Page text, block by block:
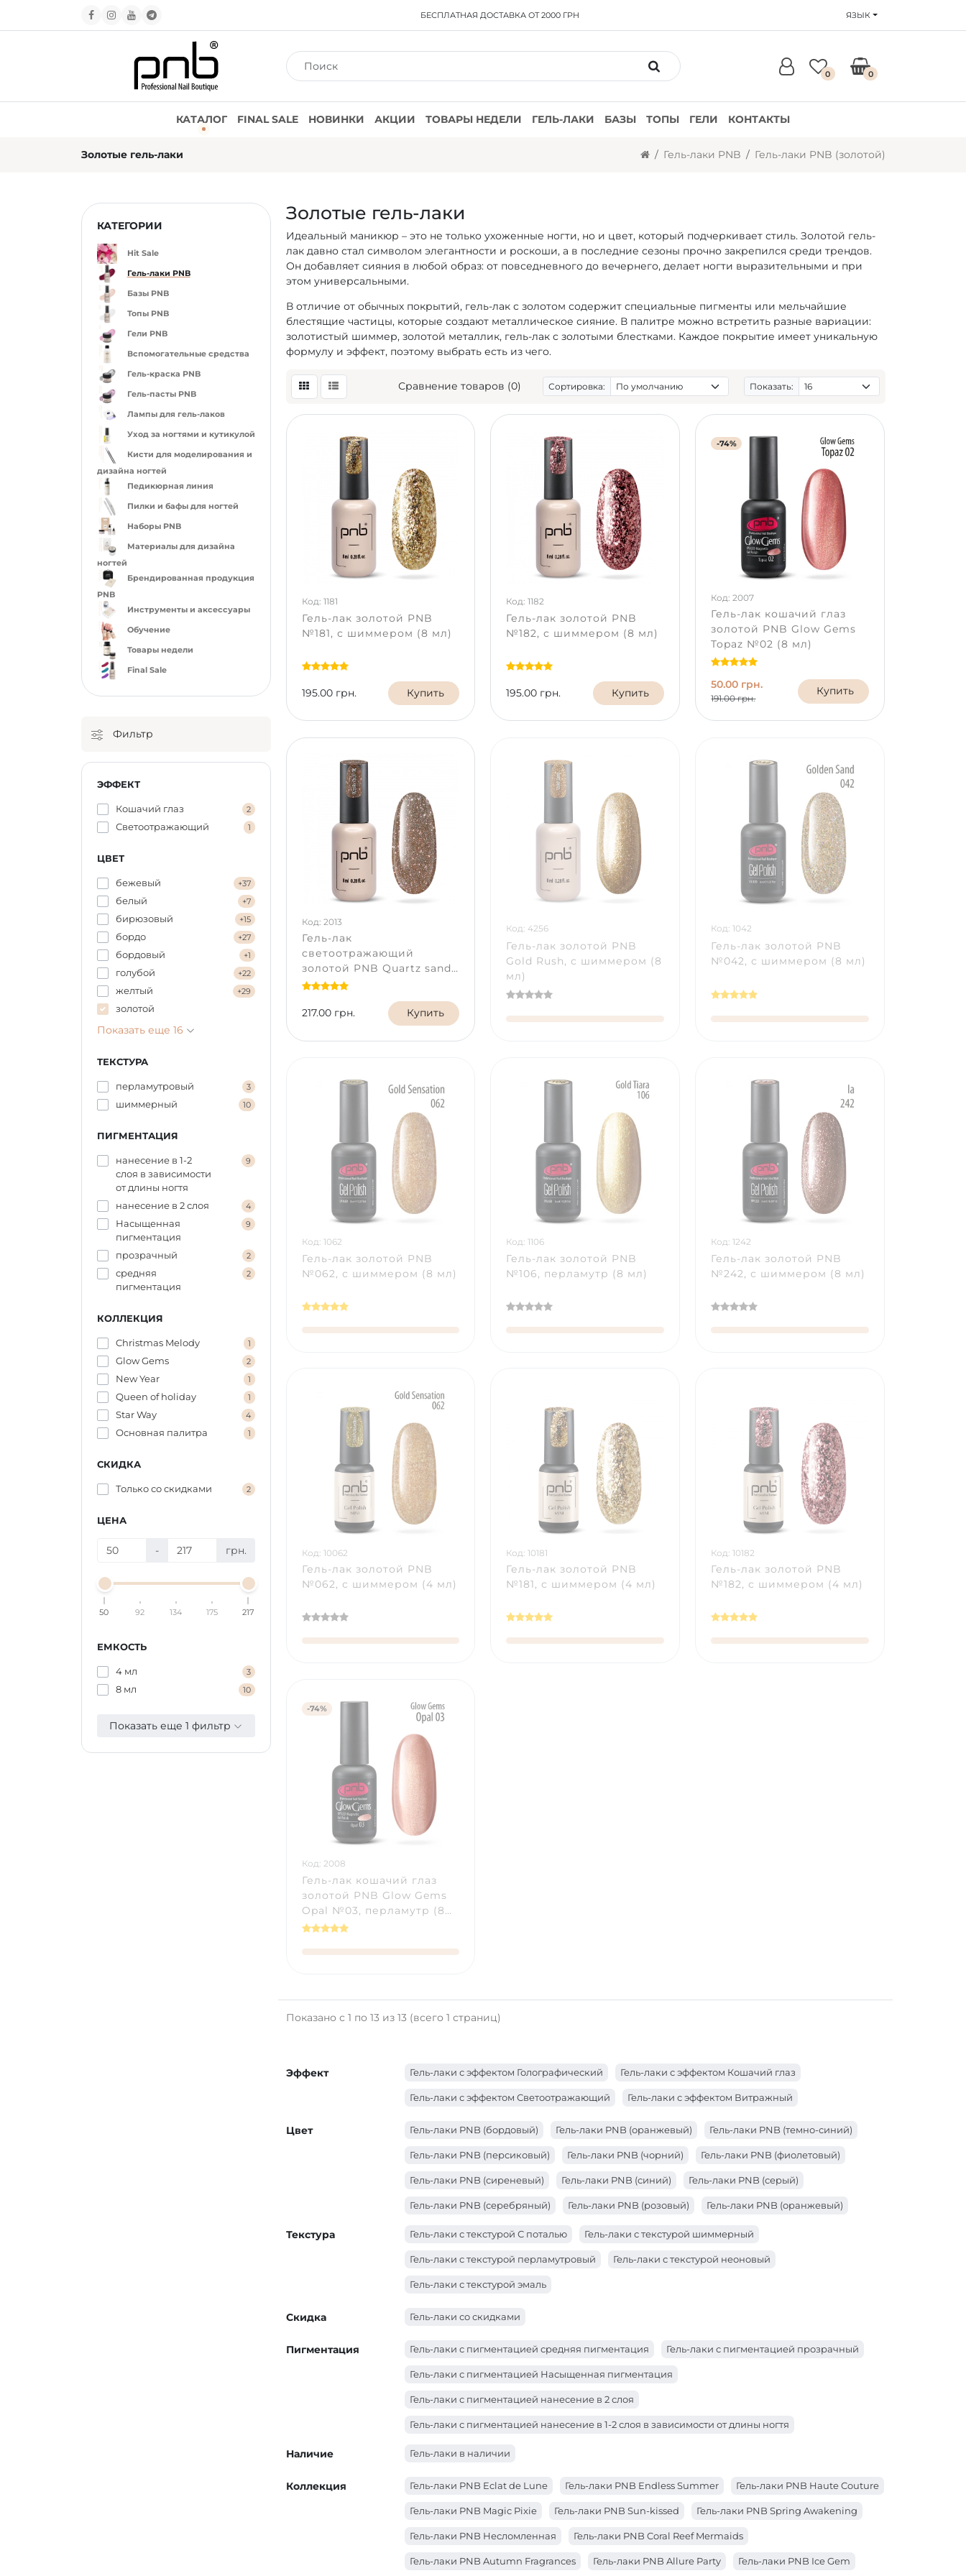
БЕСПЛАТНАЯ ДОСТАВКА ОТ 2000 ГРН ЯЗЫК
0 0
КАТАЛОГ FINAL SALE НОВИНКИ АКЦИИ ТОВАРЫ НЕДЕЛИ ГЕЛЬ-ЛАКИ БАЗЫ ТОПЫ ГЕЛИ КОНТАКТЫ
Золотые гель-лаки Гель-лаки PNB Гель-лаки PNB (золотой)
КАТЕГОРИИ
Hit Sale
Гель-лаки PNB
Базы PNB
Топы PNB
Гели PNB
Вспомогательные средства
Гель-краска PNB
Гель-пасты PNB
Лампы для гель-лаков
Уход за ногтями и кутикулой
Кисти для моделирования и
дизайна ногтей
Педикюрная линия
Пилки и бафы для ногтей
Наборы PNB
Материалы для дизайна
ногтей
Брендированная продукция
PNB
Инструменты и аксессуары
Обучение
Товары недели
Final Sale
Фильтр
ЭФФЕКТ
Кошачий глаз 2
Светоотражающий 1
ЦВЕТ
бежевый +37
белый +7
бирюзовый +15
бордо +27
бордовый +1
голубой +22
желтый +29
золотой
Показать еще 16
ТЕКСТУРА
перламутровый 3
шиммерный 10
ПИГМЕНТАЦИЯ
нанесение в 1-2
слоя в зависимости
от длины ногтя
9
нанесение в 2 слоя 4
Насыщенная
пигментация
9
прозрачный 2
средняя
пигментация
2
КОЛЛЕКЦИЯ
Christmas Melody 1
Glow Gems 2
New Year 1
Queen of holiday 1
Star Way 4
Основная палитра 1
СКИДКА
Только со cкидками 2
ЦЕНА
- грн.
50 92 134 175 217
ЕМКОСТЬ
4 мл 3
8 мл 10
Показать еще 1 фильтр
Золотые гель-лаки
Идеальный маникюр – это не только ухоженные ногти, но и цвет, который подчеркивает стиль. Золотой гель-
лак давно стал символом элегантности и роскоши, а в последние сезоны прочно закрепился среди трендов.
Он добавляет сияния в любой образ: от повседневного до вечернего, делает ногти выразительными и при
этом универсальными.
В отличие от обычных покрытий, гель-лак с золотом содержит специальные пигменты или мельчайшие
блестящие частицы, которые создают металлическое сияние. В палитре можно встретить разные вариации:
золотистый шиммер, золотой металлик, гель-лак с золотыми блестками. Каждое покрытие имеет уникальную
формулу и эффект, поэтому выбрать есть из чего.
Сравнение товаров (0) Сортировка: Показать:
Код: 1181
Гель-лак золотой PNB
№181, с шиммером (8 мл)
195.00 грн. Купить
Код: 1182
Гель-лак золотой PNB
№182, с шиммером (8 мл)
195.00 грн. Купить
-74%
Код: 2007
Гель-лак кошачий глаз
золотой PNB Glow Gems
Topaz №02 (8 мл)
50.00 грн.
191.00 грн.
Купить
Код: 2013
Гель-лак
светоотражающий
золотой PNB Quartz sand
№05 (8 мл)
217.00 грн. Купить
Код: 4256
Гель-лак золотой PNB
Gold Rush, с шиммером (8
мл)
Код: 1042
Гель-лак золотой PNB
№042, с шиммером (8 мл)
Код: 1062
Гель-лак золотой PNB
№062, с шиммером (8 мл)
Код: 1106
Гель-лак золотой PNB
№106, перламутр (8 мл)
Код: 1242
Гель-лак золотой PNB
№242, с шиммером (8 мл)
Код: 10062
Гель-лак золотой PNB
№062, с шиммером (4 мл)
Код: 10181
Гель-лак золотой PNB
№181, с шиммером (4 мл)
Код: 10182
Гель-лак золотой PNB
№182, с шиммером (4 мл)
-74%
Код: 2008
Гель-лак кошачий глаз
золотой PNB Glow Gems
Opal №03, перламутр (8
мл)
Показано с 1 по 13 из 13 (всего 1 страниц)
Эффект Гель-лаки с эффектом Голографический Гель-лаки с эффектом Кошачий глаз
Гель-лаки с эффектом Светоотражающий Гель-лаки с эффектом Витражный
Цвет Гель-лаки PNB (бордовый) Гель-лаки PNB (оранжевый) Гель-лаки PNB (темно-синий)
Гель-лаки PNB (персиковый) Гель-лаки PNB (чорний) Гель-лаки PNB (фиолетовый)
Гель-лаки PNB (сиреневый) Гель-лаки PNB (синий) Гель-лаки PNB (серый)
Гель-лаки PNB (серебряный) Гель-лаки PNB (розовый) Гель-лаки PNB (оранжевый)
Гель-лаки PNB (молочный) Гель-лаки PNB (красный) Гель-лаки PNB (коричневый)
Гель-лаки PNB (коралловый) Гель-лаки PNB (золотой) Гель-лаки PNB (зеленый)
Гель-лаки PNB (желтый) Гель-лаки PNB (голубой)
Текстура Гель-лаки с текстурой С поталью Гель-лаки с текстурой шиммерный
Гель-лаки с текстурой перламутровый Гель-лаки с текстурой неоновый
Гель-лаки с текстурой эмаль
Скидка Гель-лаки со скидками
Пигментация Гель-лаки с пигментацией средняя пигментация Гель-лаки с пигментацией прозрачный
Гель-лаки с пигментацией Насыщенная пигментация
Гель-лаки с пигментацией нанесение в 2 слоя
Гель-лаки с пигментацией нанесение в 1-2 слоя в зависимости от длины ногтя
Наличие Гель-лаки в наличии
Коллекция Гель-лаки PNB Eclat de Lune Гель-лаки PNB Endless Summer Гель-лаки PNB Haute Couture
Гель-лаки PNB Magic Pixie Гель-лаки PNB Sun-kissed Гель-лаки PNB Spring Awakening
Гель-лаки PNB Несломленная Гель-лаки PNB Coral Reef Mermaids
Гель-лаки PNB Autumn Fragrances Гель-лаки PNB Allure Party Гель-лаки PNB Ice Gem